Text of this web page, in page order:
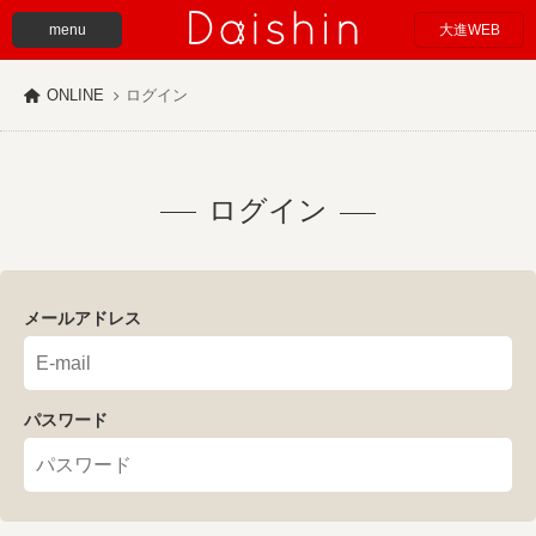
menu 大進WEB
ONLINE ログイン
ログイン
メールアドレス
パスワード